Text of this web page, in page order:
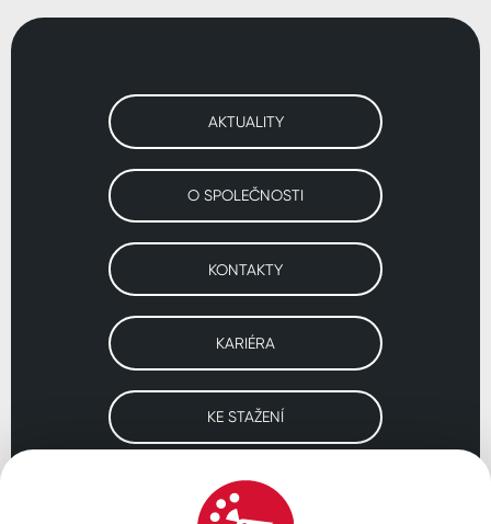
AKTUALITY
O SPOLEČNOSTI
KONTAKTY
KARIÉRA
KE STAŽENÍ
Navštivte naše pobočky